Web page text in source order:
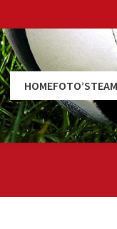
HOMEFOTO’S